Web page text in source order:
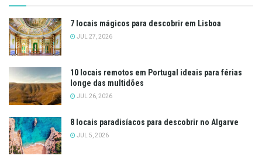
7 locais mágicos para descobrir em Lisboa
JUL 27, 2026
10 locais remotos em Portugal ideais para férias
longe das multidões
JUL 26, 2026
8 locais paradisíacos para descobrir no Algarve
JUL 5, 2026